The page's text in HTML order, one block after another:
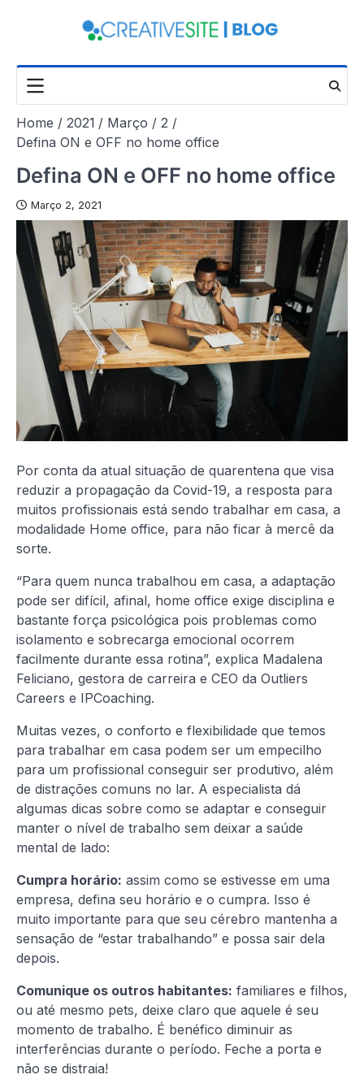
Home 2021 Março
2
Defina ON e OFF no home office
Defina ON e OFF no home office
Março 2, 2021
Por conta da atual situação de quarentena que visa
reduzir a propagação da Covid-19, a resposta para
muitos profissionais está sendo trabalhar em casa, a
modalidade Home office, para não ficar à mercê da
sorte.
“Para quem nunca trabalhou em casa, a adaptação
pode ser difícil, afinal, home office exige disciplina e
bastante força psicológica pois problemas como
isolamento e sobrecarga emocional ocorrem
facilmente durante essa rotina”, explica Madalena
Feliciano, gestora de carreira e CEO da Outliers
Careers e IPCoaching.
Muitas vezes, o conforto e flexibilidade que temos
para trabalhar em casa podem ser um empecilho
para um profissional conseguir ser produtivo, além
de distrações comuns no lar. A especialista dá
algumas dicas sobre como se adaptar e conseguir
manter o nível de trabalho sem deixar a saúde
mental de lado:
Cumpra horário: assim como se estivesse em uma
empresa, defina seu horário e o cumpra. Isso é
muito importante para que seu cérebro mantenha a
sensação de “estar trabalhando” e possa sair dela
depois.
Comunique os outros habitantes: familiares e filhos,
ou até mesmo pets, deixe claro que aquele é seu
momento de trabalho. É benéfico diminuir as
interferências durante o período. Feche a porta e
não se distraia!